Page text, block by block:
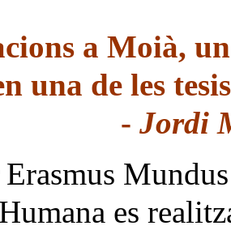
a Moià,
una de les
- Jordi
es